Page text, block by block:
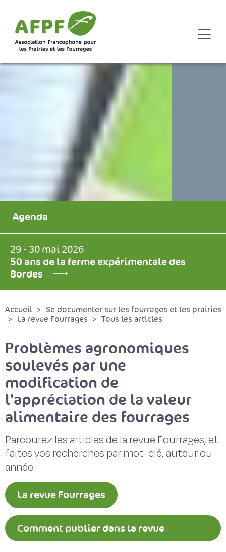
Agenda
29 - 30 mai 2026
50 ans de la ferme expérimentale des
Bordes
Accueil
Se documenter sur les fourrages et les prairies
La revue Fourrages
Tous les articles
Problèmes agronomiques
soulevés par une
modification de
l'appréciation de la valeur
alimentaire des fourrages
Parcourez les articles de la revue Fourrages, et
faites vos recherches par mot-clé, auteur ou
année
La revue Fourrages
Comment publier dans la revue